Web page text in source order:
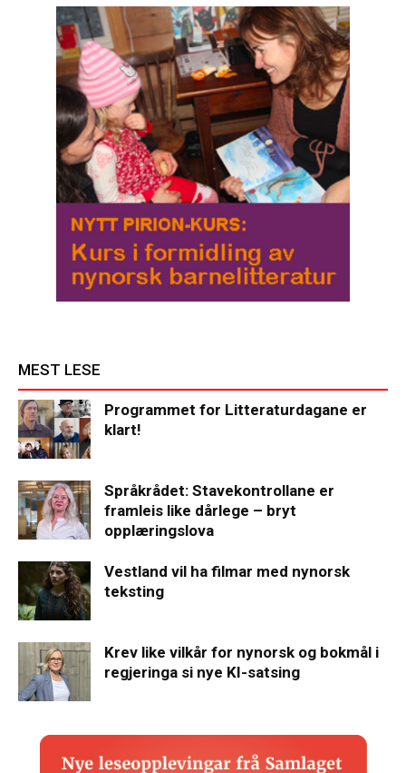
MEST LESE
Programmet for Litteraturdagane er
klart!
Språkrådet: Stavekontrollane er
framleis like dårlege – bryt
opplæringslova
Vestland vil ha filmar med nynorsk
teksting
Krev like vilkår for nynorsk og bokmål i
regjeringa si nye KI-satsing